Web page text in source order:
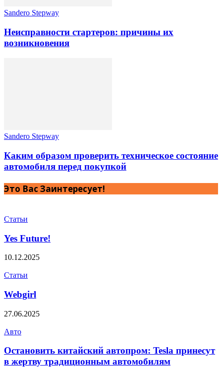
Sandero Stepway
Неисправности стартеров: причины их
возникновения
Sandero Stepway
Каким образом проверить техническое состояние
автомобиля перед покупкой
Это Вас Заинтересует!
Статьи
Yes Future!
10.12.2025
Статьи
Webgirl
27.06.2025
Авто
Остановить китайский автопром: Tesla принесут
в жертву традиционным автомобилям